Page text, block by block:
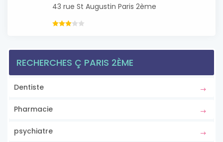
43 rue St Augustin Paris 2ème
RECHERCHES Ç PARIS 2ÈME
Dentiste
Pharmacie
psychiatre